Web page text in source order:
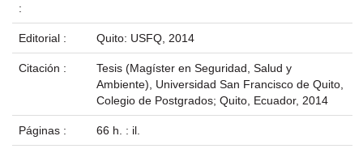
:
Editorial : Quito: USFQ, 2014
Citación :
Tesis (Magíster en Seguridad, Salud y
Ambiente), Universidad San Francisco de Quito,
Colegio de Postgrados; Quito, Ecuador, 2014
Páginas : 66 h. : il.